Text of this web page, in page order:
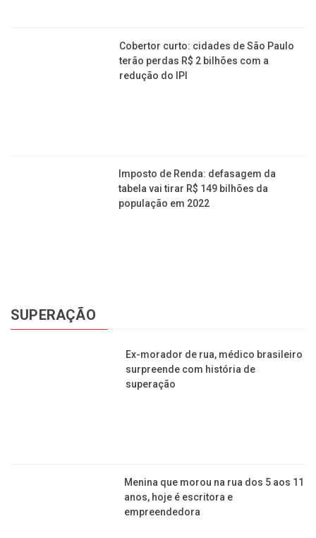
Cobertor curto: cidades de São Paulo
terão perdas R$ 2 bilhões com a
redução do IPI
Imposto de Renda: defasagem da
tabela vai tirar R$ 149 bilhões da
população em 2022
SUPERAÇÃO
Ex-morador de rua, médico brasileiro
surpreende com história de
superação
Menina que morou na rua dos 5 aos 11
anos, hoje é escritora e
empreendedora